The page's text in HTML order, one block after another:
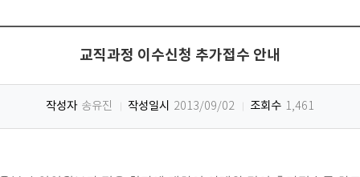
교직과정 이수신청 추가접수 안내
작성자 송유진 작성일시 2013/09/02 조회수 1,461